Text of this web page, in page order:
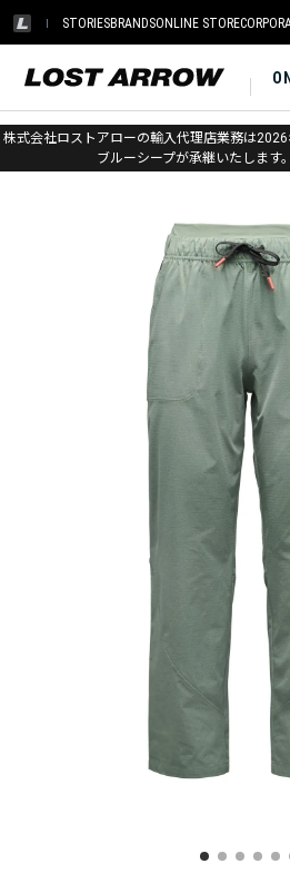
STORIESBRANDSONLINE STORE
株式会社ロストアローの輸入代理店業務は
ブルーシープが承継いたします。
ホーム > ブラックダイヤモンド > アパレル